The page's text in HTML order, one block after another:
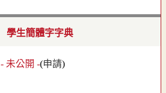
學生簡體字字典
- 未公開 -(申請)